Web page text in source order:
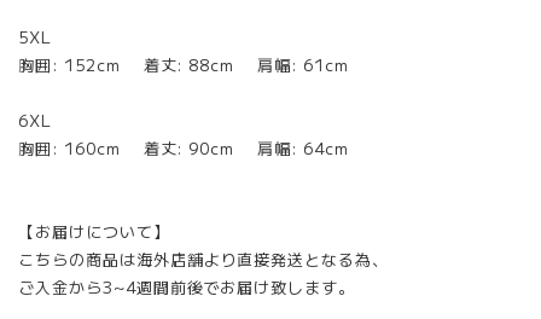
5XL
胸囲: 152cm 着丈: 88cm 肩幅: 61cm
6XL
胸囲: 160cm 着丈: 90cm 肩幅: 64cm
【お届けについて】
こちらの商品は海外店舗より直接発送となる為、
ご入金から3~4週間前後でお届け致します。